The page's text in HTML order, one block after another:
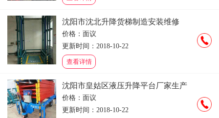
沈阳市沈北升降货梯制造安装维修
价格：面议
更新时间：2018-10-22
查看详情
沈阳市皇姑区液压升降平台厂家生产
价格：面议
更新时间：2018-10-22